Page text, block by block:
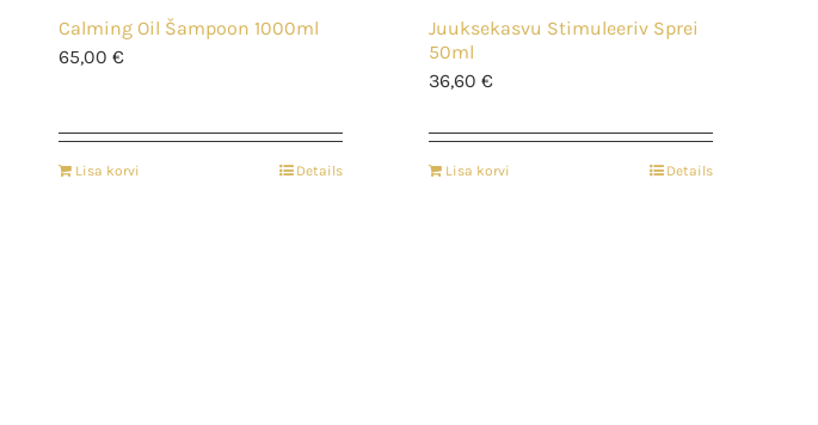
Calming Oil Šampoon 1000ml
65,00 €
Lisa korvi Details
Juuksekasvu Stimuleeriv Sprei
50ml
36,60 €
Lisa korvi Details